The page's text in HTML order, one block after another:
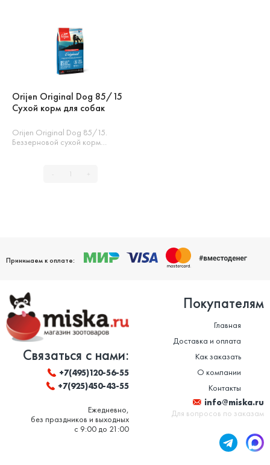
Orijen Original Dog 85/15
Сухой корм для собак
Orijen Original Dog 85/15.
Беззерновой сухой корм…
- +
Принимаем к оплате:
Связаться с нами:
+7(495)120-56-55
+7(925)450-43-55
Ежедневно,
без праздников и выходных
с 9:00 до 21:00
Покупателям
Главная
Доставка и оплата
Как заказать
О компании
Контакты
info@miska.ru
Для вопросов по заказам